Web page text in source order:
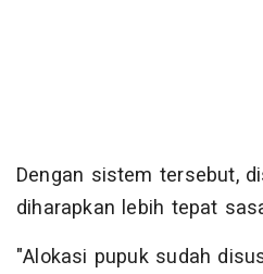
Dengan sistem tersebut,
diharapkan lebih tepat
"Alokasi pupuk sudah